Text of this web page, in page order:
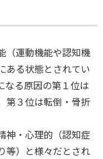
（運動機能や認知機
ある状態とされてい
なる原因の第１位は
第３位は転倒・骨折
神・心理的（認知症
等）と様々だとされ